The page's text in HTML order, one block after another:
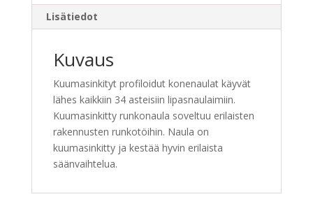
Lisätiedot
Kuvaus
Kuumasinkityt profiloidut konenaulat käyvät
lähes kaikkiin 34 asteisiin lipasnaulaimiin.
Kuumasinkitty runkonaula soveltuu erilaisten
rakennusten runkotöihin. Naula on
kuumasinkitty ja kestää hyvin erilaista
säänvaihtelua.